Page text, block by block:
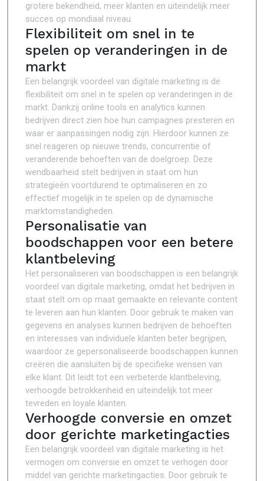
grotere bekendheid, meer klanten en uiteindelijk meer
succes op mondiaal niveau.
Flexibiliteit om snel in te
spelen op veranderingen in de
markt
Een belangrijk voordeel van digitale marketing is de
flexibiliteit om snel in te spelen op veranderingen in de
markt. Dankzij online tools en analytics kunnen
bedrijven direct zien hoe hun campagnes presteren en
waar er aanpassingen nodig zijn. Hierdoor kunnen ze
snel reageren op nieuwe trends, concurrentie of
veranderende behoeften van de doelgroep. Deze
wendbaarheid stelt bedrijven in staat om hun
strategieën voortdurend te optimaliseren en zo
effectief mogelijk in te spelen op de dynamische
marktomstandigheden.
Personalisatie van
boodschappen voor een betere
klantbeleving
Het personaliseren van boodschappen is een belangrijk
voordeel van digitale marketing, omdat het bedrijven in
staat stelt om op maat gemaakte en relevante content
te leveren aan hun klanten. Door gebruik te maken van
gegevens en analyses kunnen bedrijven de behoeften
en interesses van individuele klanten beter begrijpen,
waardoor ze gepersonaliseerde boodschappen kunnen
creëren die aansluiten bij de specifieke wensen van
elke klant. Dit leidt tot een verbeterde klantbeleving,
verhoogde betrokkenheid en uiteindelijk tot meer
tevreden en loyale klanten.
Verhoogde conversie en omzet
door gerichte marketingacties
Een belangrijk voordeel van digitale marketing is het
vermogen om conversie en omzet te verhogen door
middel van gerichte marketingacties. Door gebruik te